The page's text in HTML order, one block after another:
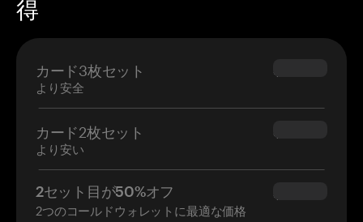
得
カード3枚セット
より安全
$69.90
カード2枚セット
より安い
$54.90
2セット目が50%オフ
2つのコールドウォレットに最適な価格
$34.95